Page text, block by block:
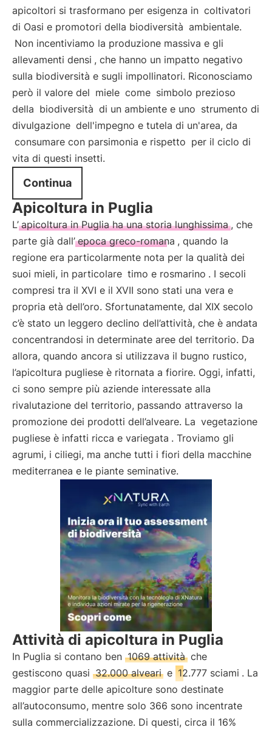
apicoltori si trasformano per esigenza in coltivatori
di Oasi e promotori della biodiversità ambientale.
Non incentiviamo la produzione massiva e gli
allevamenti densi , che hanno un impatto negativo
sulla biodiversità e sugli impollinatori. Riconosciamo
però il valore del miele come simbolo prezioso
della biodiversità di un ambiente e uno strumento di
divulgazione dell'impegno e tutela di un'area, da
consumare con parsimonia e rispetto per il ciclo di
vita di questi insetti.
Continua
Apicoltura in Puglia
L’ apicoltura in Puglia ha una storia lunghissima , che
parte già dall’ epoca greco-romana , quando la
regione era particolarmente nota per la qualità dei
suoi mieli, in particolare timo e rosmarino . I secoli
compresi tra il XVI e il XVII sono stati una vera e
propria età dell’oro. Sfortunatamente, dal XIX secolo
c’è stato un leggero declino dell’attività, che è andata
concentrandosi in determinate aree del territorio. Da
allora, quando ancora si utilizzava il bugno rustico,
l’apicoltura pugliese è ritornata a fiorire. Oggi, infatti,
ci sono sempre più aziende interessate alla
rivalutazione del territorio, passando attraverso la
promozione dei prodotti dell’alveare. La vegetazione
pugliese è infatti ricca e variegata . Troviamo gli
agrumi, i ciliegi, ma anche tutti i fiori della macchine
mediterranea e le piante seminative.
Attività di apicoltura in Puglia
In Puglia si contano ben 1069 attività che
gestiscono quasi 32.000 alveari e 12.777 sciami . La
maggior parte delle apicolture sono destinate
all’autoconsumo, mentre solo 366 sono incentrate
sulla commercializzazione. Di questi, circa il 16%